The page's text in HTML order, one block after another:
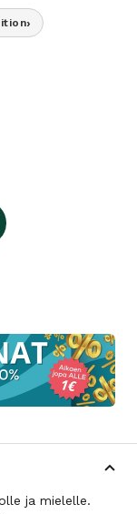
›
ja mielelle.